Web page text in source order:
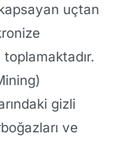
uçtan
gizli
ve